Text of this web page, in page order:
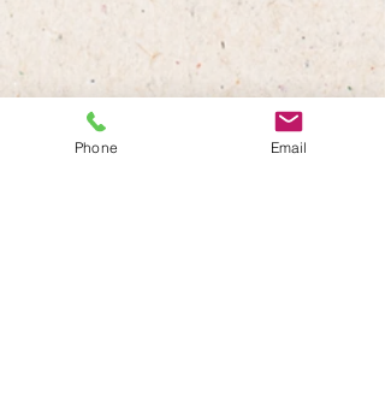
最新記事 すべて表示
Phone Email